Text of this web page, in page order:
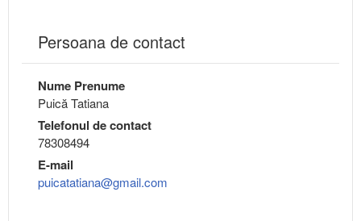
Persoana de contact
Nume Prenume
Puică Tatiana
Telefonul de contact
78308494
E-mail
puicatatiana@gmail.com